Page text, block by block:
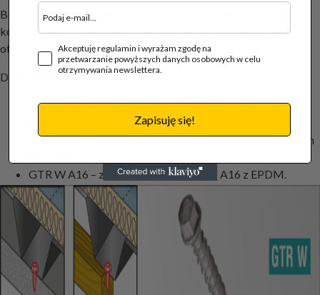
Bezpośredni montaż łączników GTR jest możliwy w drewnie. Z
kolei w betonie wymagane jest wcześniejsze przygotowanie
otworu o wymiarach określonych w Ocenie Technicznej.
Dostępne warianty to:
GTR W – bez podkładki, do połączeń niewymagających
dodatkowego uszczelnienia;
GTR W FH – z powiększonym, zintegrowanym kołnierzem
GTR W A16 – z aluminiową podkładką A16 z EPDM.
Akceptuję regulamin i wyrażam zgodę na
przetwarzanie powyższych danych osobowych w celu
otrzymywania newslettera.
Zapisuję się!